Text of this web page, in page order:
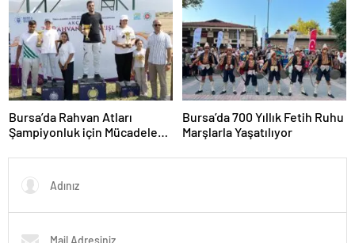
Bursa’da Rahvan Atları
Şampiyonluk için Mücadele
Bursa’da 700 Yıllık Fetih Ruhu
Marşlarla Yaşatılıyor